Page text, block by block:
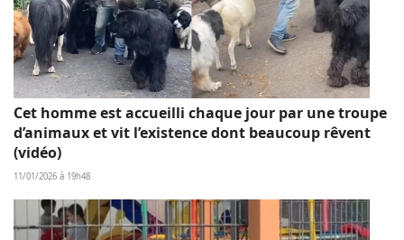
Cet homme est accueilli chaque jour par une troupe
d’animaux et vit l’existence dont beaucoup rêvent
(vidéo)
11/01/2026 à 19h48